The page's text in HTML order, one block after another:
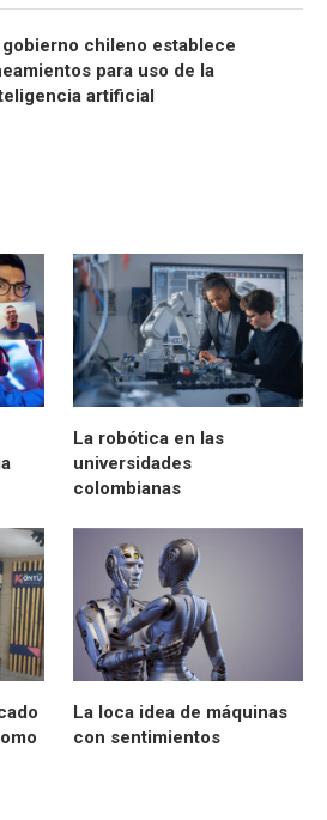
gobierno chileno establece
para uso de la
artificial
La robótica en las
universidades
colombianas
La loca idea de máquinas
con sentimientos